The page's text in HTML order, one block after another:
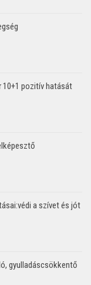
10+1 pozitív hatását
a szívet és jót
gyulladáscsökkentő